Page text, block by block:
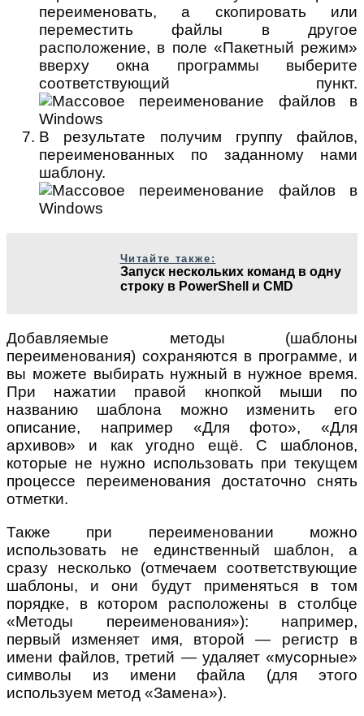
переименовать, а скопировать или
переместить файлы в другое
расположение, в поле «Пакетный режим»
вверху окна программы выберите
соответствующий пункт.
В результате получим группу файлов,
переименованных по заданному нами
шаблону.
Читайте также:
Запуск нескольких команд в одну
строку в PowerShell и CMD
Добавляемые методы (шаблоны
переименования) сохраняются в программе, и
вы можете выбирать нужный в нужное время.
При нажатии правой кнопкой мыши по
названию шаблона можно изменить его
описание, например «Для фото», «Для
архивов» и как угодно ещё. С шаблонов,
которые не нужно использовать при текущем
процессе переименования достаточно снять
отметки.
Также при переименовании можно
использовать не единственный шаблон, а
сразу несколько (отмечаем соответствующие
шаблоны, и они будут применяться в том
порядке, в котором расположены в столбце
«Методы переименования»): например,
первый изменяет имя, второй — регистр в
имени файлов, третий — удаляет «мусорные»
символы из имени файла (для этого
используем метод «Замена»).